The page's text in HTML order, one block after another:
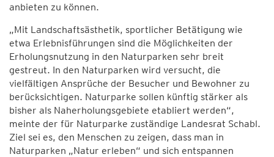
anbieten zu können.
„Mit Landschaftsästhetik, sportlicher Betätigung wie
etwa Erlebnisführungen sind die Möglichkeiten der
Erholungsnutzung in den Naturparken sehr breit
gestreut. In den Naturparken wird versucht, die
vielfältigen Ansprüche der Besucher und Bewohner zu
berücksichtigen. Naturparke sollen künftig stärker als
bisher als Naherholungsgebiete etabliert werden“,
meinte der für Naturparke zuständige Landesrat Schabl.
Ziel sei es, den Menschen zu zeigen, dass man in
Naturparken „Natur erleben“ und sich entspannen